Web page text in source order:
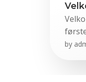
by